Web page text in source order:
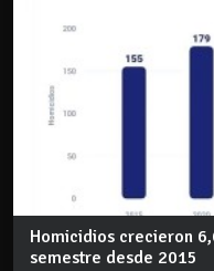
Homicidios crecieron
semestre desde 2015